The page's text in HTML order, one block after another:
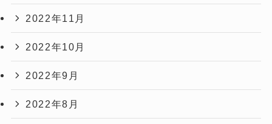
2022年11月
2022年10月
2022年9月
2022年8月